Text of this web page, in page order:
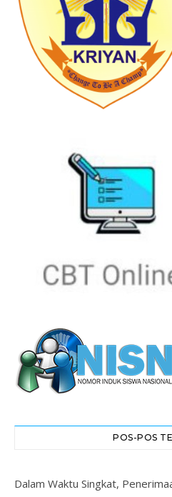
POS-POS
Dalam Waktu Singkat,